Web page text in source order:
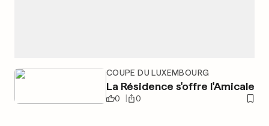
COUPE DU LUXEMBOURG
La Résidence s'offre l'Amicale
0 0